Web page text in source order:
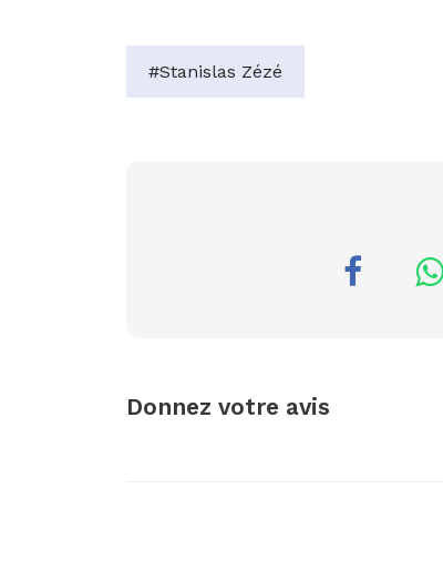
#Stanislas Zézé
Donnez votre avis